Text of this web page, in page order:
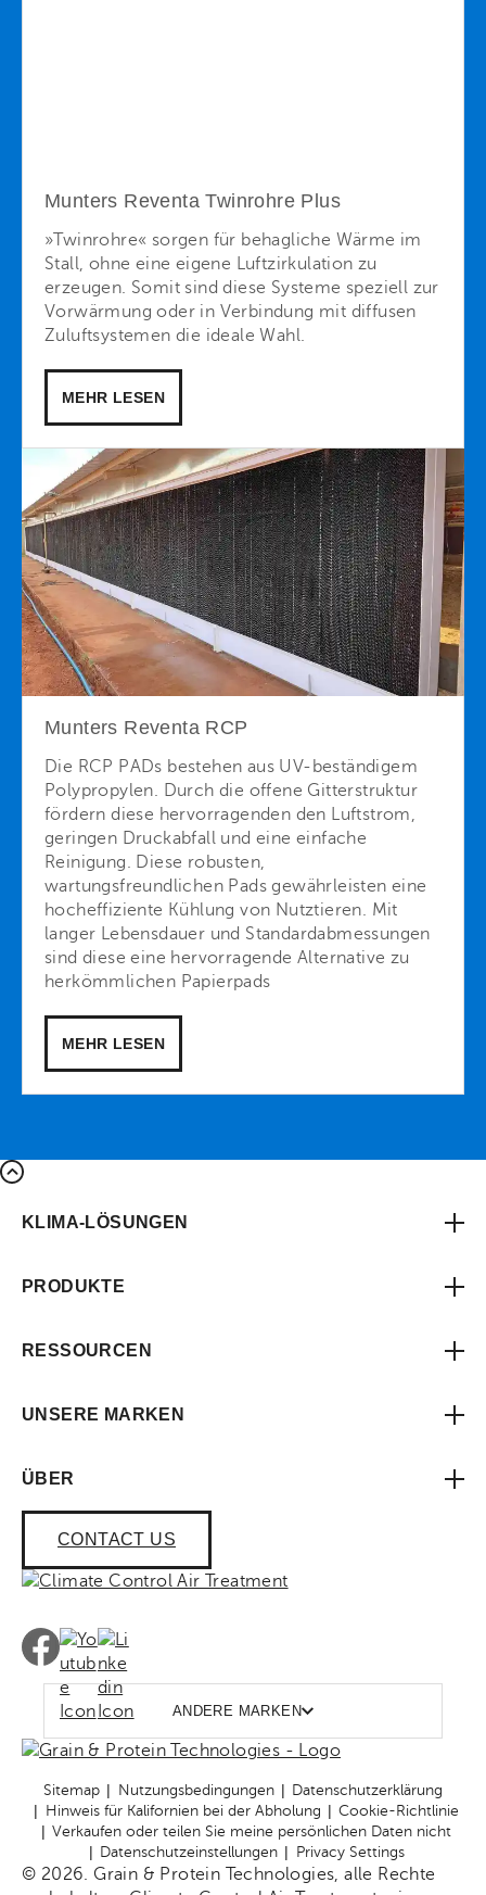
Munters Reventa Twinrohre Plus
»Twinrohre« sorgen für behagliche Wärme im
Stall, ohne eine eigene Luftzirkulation zu
erzeugen. Somit sind diese Systeme speziell zur
Vorwärmung oder in Verbindung mit diffusen
Zuluftsystemen die ideale Wahl.
MEHR LESEN
Munters Reventa RCP
Die RCP PADs bestehen aus UV-beständigem
Polypropylen. Durch die offene Gitterstruktur
fördern diese hervorragenden den Luftstrom,
geringen Druckabfall und eine einfache
Reinigung. Diese robusten,
wartungsfreundlichen Pads gewährleisten eine
hocheffiziente Kühlung von Nutztieren. Mit
langer Lebensdauer und Standardabmessungen
sind diese eine hervorragende Alternative zu
herkömmlichen Papierpads
MEHR LESEN
KLIMA-LÖSUNGEN
PRODUKTE
RESSOURCEN
UNSERE MARKEN
ÜBER
CONTACT US
ANDERE MARKEN
Sitemap Nutzungsbedingungen
Datenschutzerklärung
Hinweis für Kalifornien bei der Abholung
Cookie-Richtlinie
Verkaufen oder teilen Sie meine persönlichen Daten nicht
Datenschutzeinstellungen
Privacy Settings
© 2026. Grain & Protein Technologies, alle Rechte